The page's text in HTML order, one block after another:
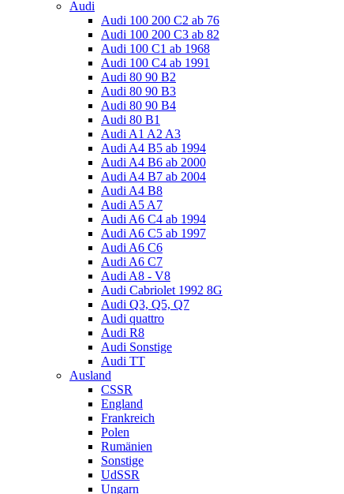
Audi
Audi 100 200 C2 ab 76
Audi 100 200 C3 ab 82
Audi 100 C1 ab 1968
Audi 100 C4 ab 1991
Audi 80 90 B2
Audi 80 90 B3
Audi 80 90 B4
Audi 80 B1
Audi A1 A2 A3
Audi A4 B5 ab 1994
Audi A4 B6 ab 2000
Audi A4 B7 ab 2004
Audi A4 B8
Audi A5 A7
Audi A6 C4 ab 1994
Audi A6 C5 ab 1997
Audi A6 C6
Audi A6 C7
Audi A8 - V8
Audi Cabriolet 1992 8G
Audi Q3, Q5, Q7
Audi quattro
Audi R8
Audi Sonstige
Audi TT
Ausland
CSSR
England
Frankreich
Polen
Rumänien
Sonstige
UdSSR
Ungarn